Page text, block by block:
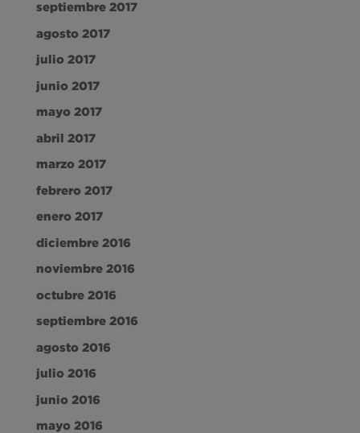
septiembre 2017
agosto 2017
julio 2017
junio 2017
mayo 2017
abril 2017
marzo 2017
febrero 2017
enero 2017
diciembre 2016
noviembre 2016
octubre 2016
septiembre 2016
agosto 2016
julio 2016
junio 2016
mayo 2016